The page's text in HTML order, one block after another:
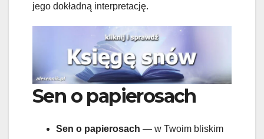
jego dokładną interpretację.
Sen o papierosach
Sen o papierosach — w Twoim bliskim